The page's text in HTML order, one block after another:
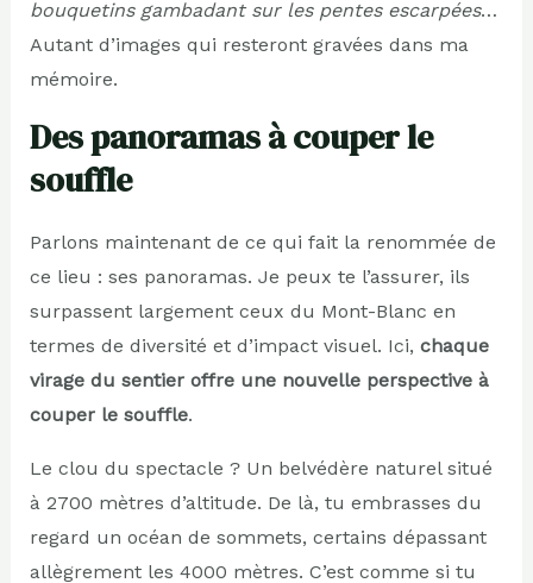
bouquetins gambadant sur les pentes escarpées…
Autant d’images qui resteront gravées dans ma
mémoire.
Des panoramas à couper le
souffle
Parlons maintenant de ce qui fait la renommée de
ce lieu : ses panoramas. Je peux te l’assurer, ils
surpassent largement ceux du Mont-Blanc en
termes de diversité et d’impact visuel. Ici, chaque
virage du sentier offre une nouvelle perspective à
couper le souffle.
Le clou du spectacle ? Un belvédère naturel situé
à 2700 mètres d’altitude. De là, tu embrasses du
regard un océan de sommets, certains dépassant
allègrement les 4000 mètres. C’est comme si tu